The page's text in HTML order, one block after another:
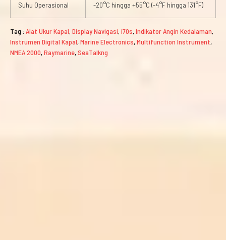
Suhu Operasional -20°C hingga +55°C (-4°F hingga 131°F)
Tag : Alat Ukur Kapal,Display Navigasi,i70s,Indikator Angin Kedalaman,
Instrumen Digital Kapal,Marine Electronics,Multifunction Instrument,
NMEA 2000,Raymarine,SeaTalkng